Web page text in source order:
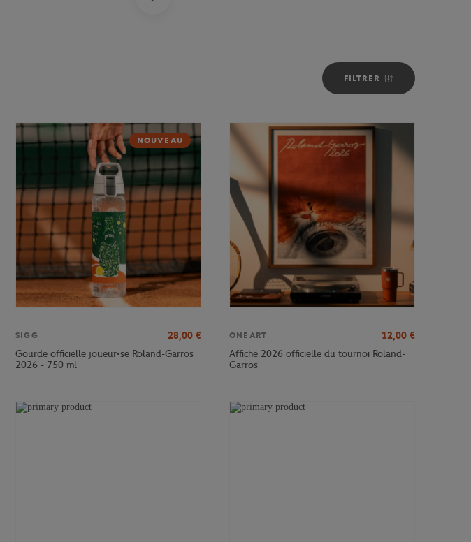
FILTRER
NOUVEAU
SIGG 28,00 €
Gourde officielle joueur•se Roland-Garros
2026 - 750 ml
ONEART 12,00 €
Affiche 2026 officielle du tournoi Roland-
Garros